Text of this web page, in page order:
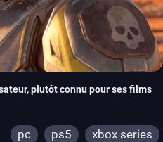
plutôt connu pour ses films
pc ps5 xbox series